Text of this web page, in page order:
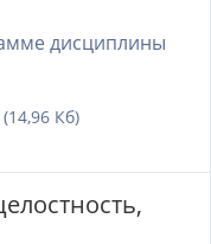
дисциплины
(14,96 Кб)